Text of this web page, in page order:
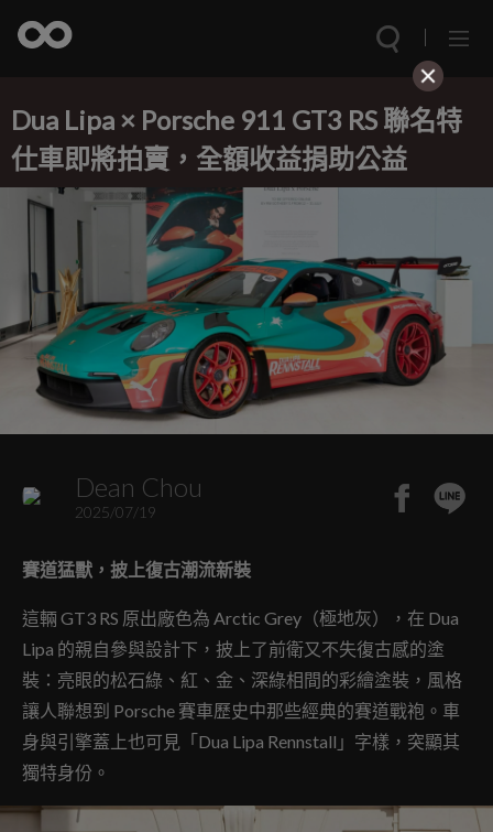
Dua Lipa × Porsche 911 GT3 RS 聯名特
仕車即將拍賣，全額收益捐助公益
Dean Chou
2025/07/19
賽道猛獸，披上復古潮流新裝
這輛 GT3 RS 原出廠色為 Arctic Grey（極地灰），在 Dua
Lipa 的親自參與設計下，披上了前衛又不失復古感的塗
裝：亮眼的松石綠、紅、金、深綠相間的彩繪塗裝，風格
讓人聯想到 Porsche 賽車歷史中那些經典的賽道戰袍。車
身與引擎蓋上也可見「Dua Lipa Rennstall」字樣，突顯其
獨特身份。